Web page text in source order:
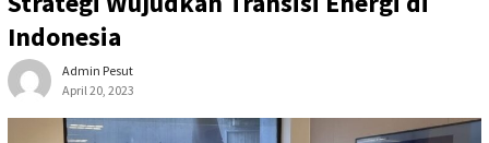
Indonesia
Admin Pesut
April 20, 2023